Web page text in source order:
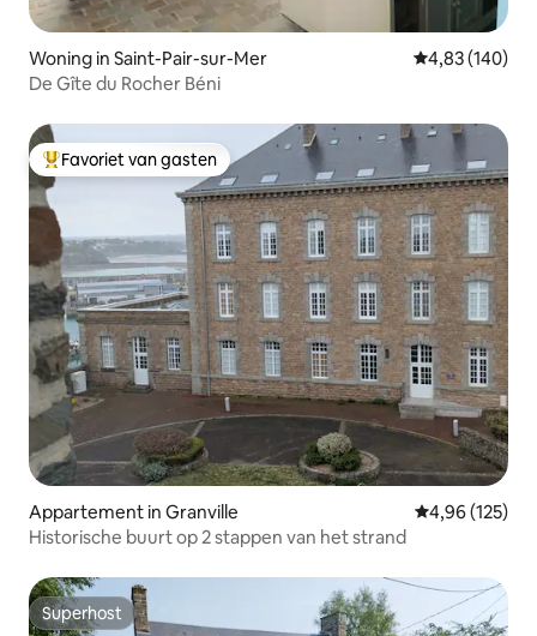
Woning in Saint-Pair-sur-Mer Gemiddelde
4,83 (140)
De Gîte du Rocher Béni
Topfavoriet van gasten
Favoriet van gasten
Appartement in Granville Gemiddelde
4,96 (125)
Historische buurt op 2 stappen van het strand
Superhost
Superhost